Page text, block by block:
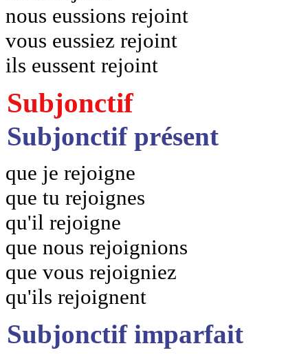
nous eussions rejoint
vous eussiez rejoint
ils eussent rejoint
Subjonctif
Subjonctif présent
que je rejoigne
que tu rejoignes
qu'il rejoigne
que nous rejoignions
que vous rejoigniez
qu'ils rejoignent
Subjonctif imparfait